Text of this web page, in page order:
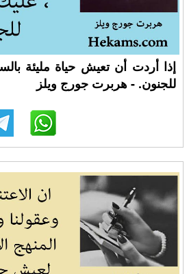
إذا أردت أن تعيش حياة مليئة
للجنون. - هربرت جورج ويلز